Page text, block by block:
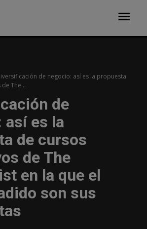
de negocio: así es la propuesta
The...
de
así es la
de cursos
de The
en la que el
son sus